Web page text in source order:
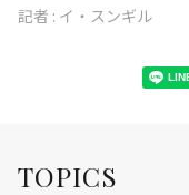
記者 : イ・スンギル
TOPICS